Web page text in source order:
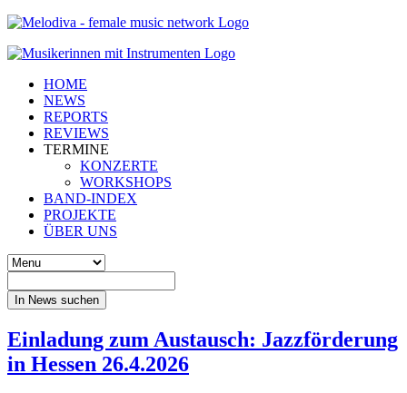
HOME
NEWS
REPORTS
REVIEWS
TERMINE
KONZERTE
WORKSHOPS
BAND-INDEX
PROJEKTE
ÜBER UNS
In News suchen
Einladung zum Austausch: Jazzförderung
in Hessen 26.4.2026